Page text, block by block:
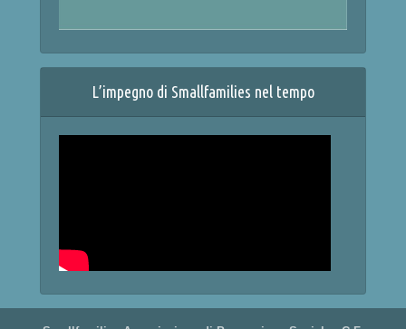
L’impegno di Smallfamilies nel tempo